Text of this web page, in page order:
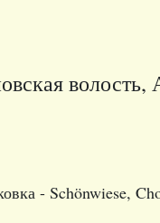
волость,
- Schönwiese,